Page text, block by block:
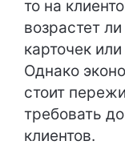
то на
возрастет
карточек
Однако
стоит
требовать
клиентов.